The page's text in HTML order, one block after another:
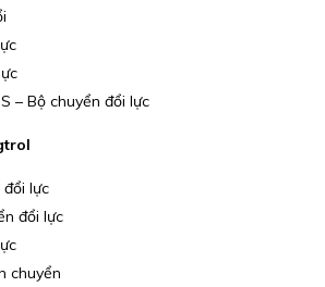
– Bộ chuyển đổi lực
đổi lực
đổi lực
chuyển